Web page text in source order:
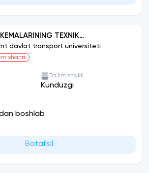
TEXNIK
davlat transport universiteti
shahri
Ta'lim shakli
Kunduzgi
boshlab
Batafsil